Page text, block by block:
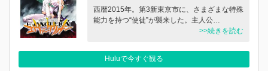
西暦2015年。第3新東京市に、さまざまな特殊
能力を持つ“使徒”が襲来した。主人公…
>>続きを読む
Huluで今すぐ観る